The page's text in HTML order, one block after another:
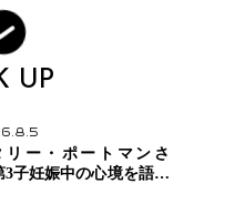
UP
リー・ポートマンさ
3子妊娠中の心境を語る
がとても敏感に」マ